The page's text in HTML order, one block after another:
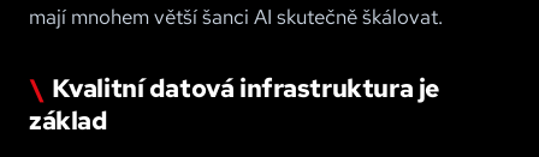
mají mnohem větší šanci AI skutečně škálovat.
Kvalitní datová infrastruktura je
základ